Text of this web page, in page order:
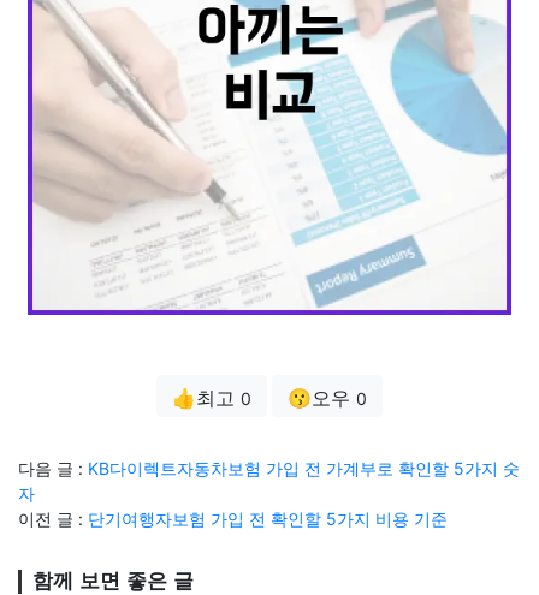
👍최고 0 😗오우 0
다음 글 : KB다이렉트자동차보험 가입 전 가계부로 확인할 5가지 숫
자
이전 글 : 단기여행자보험 가입 전 확인할 5가지 비용 기준
함께 보면 좋은 글